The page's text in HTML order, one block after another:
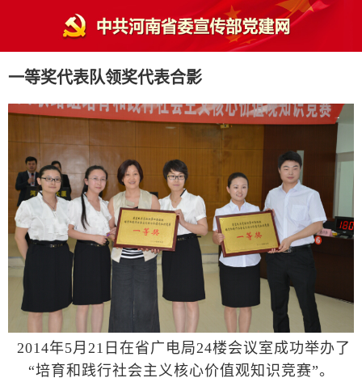
一等奖代表队领奖代表合影
2014年5月21日在省广电局24楼会议室成功举办了
“培育和践行社会主义核心价值观知识竞赛”。